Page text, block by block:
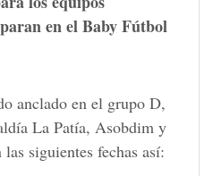
en el Baby Fútbol
anclado en el grupo D,
La Patía, Asobdim y
siguientes fechas así: